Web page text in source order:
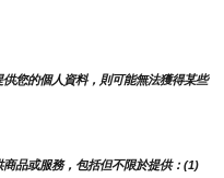
您的個人資料，則可能無法獲得某些
品或服務，包括但不限於提供：(1)